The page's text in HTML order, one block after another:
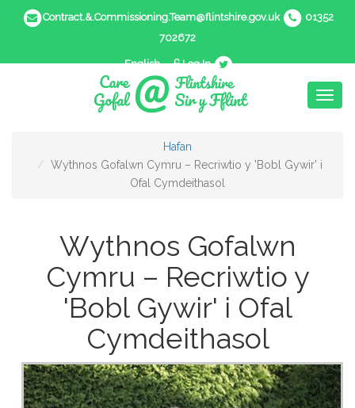
Contract.&.Commissioning.Team@flintshire.gov.uk
01352
702672
English Log In
Hafan
Wythnos Gofalwn Cymru – Recriwtio y 'Bobl Gywir' i
Ofal Cymdeithasol
Wythnos Gofalwn
Cymru – Recriwtio y
'Bobl Gywir' i Ofal
Cymdeithasol